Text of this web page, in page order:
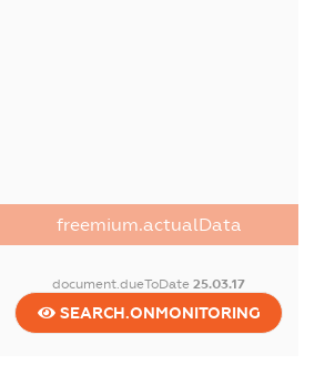
freemium.actualData
document.dueToDate25.03.17
SEARCH.ONMONITORING